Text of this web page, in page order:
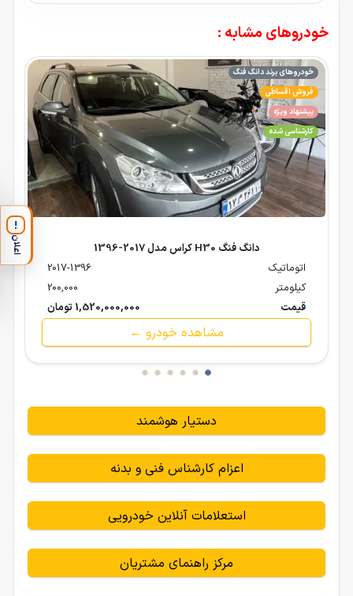
خودروهای مشابه :
خودروهای برند دانگ فنگ
فروش اقساطی
پیشنهاد ویژه
کارشناسی شده
دانگ فنگ H30 کراس مدل 2017-1396
اتوماتیک
2017-1396
کیلومتر
200,000
قیمت
1,520,000,000 تومان
مشاهده خودرو ←
دستیار هوشمند
اعزام کارشناس فنی و بدنه
استعلامات آنلاین خودرویی
مرکز راهنمای مشتریان
!
اعلان